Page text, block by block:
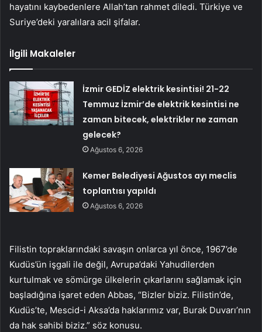
hayatını kaybedenlere Allah’tan rahmet diledi. Türkiye ve
Suriye’deki yaralılara acil şifalar.
İlgili Makaleler
İzmir GEDİZ elektrik kesintisi! 21-22
Temmuz İzmir’de elektrik kesintisi ne
zaman bitecek, elektrikler ne zaman
gelecek?
Ağustos 6, 2026
Kemer Belediyesi Ağustos ayı meclis
toplantısı yapıldı
Ağustos 6, 2026
Filistin topraklarındaki savaşın onlarca yıl önce, 1967’de
Kudüs’ün işgali ile değil, Avrupa’daki Yahudilerden
kurtulmak ve sömürge ülkelerin çıkarlarını sağlamak için
başladığına işaret eden Abbas, “Bizler biziz. Filistin’de,
Kudüs’te, Mescid-i Aksa’da haklarımız var, Burak Duvarı’nın
da hak sahibi biziz.” söz konusu.